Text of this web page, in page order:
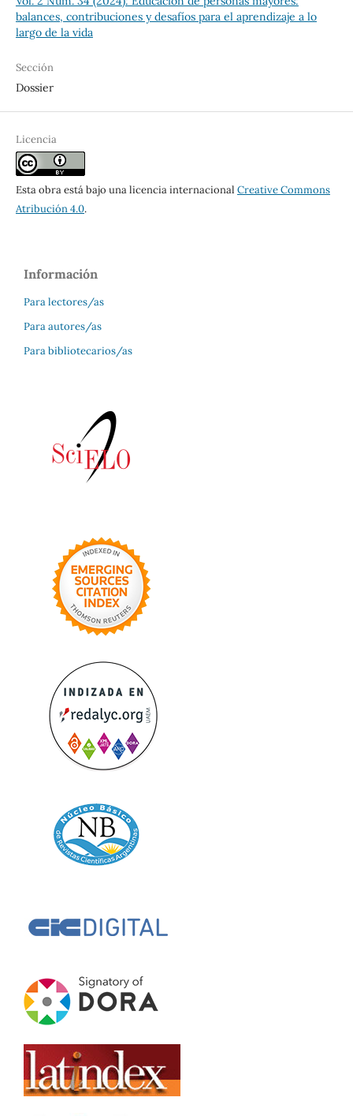
balances, contribuciones y desafíos para el aprendizaje a lo
largo de la vida
Sección
Dossier
Licencia
Esta obra está bajo una licencia internacional Creative Commons
Atribución 4.0.
Información
Para lectores/as
Para autores/as
Para bibliotecarios/as